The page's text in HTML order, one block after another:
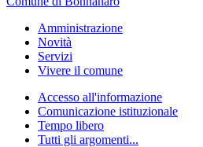
Amministrazione
Novità
Servizi
Vivere il comune
Accesso all'informazione
Comunicazione istituzionale
Tempo libero
Tutti gli argomenti...